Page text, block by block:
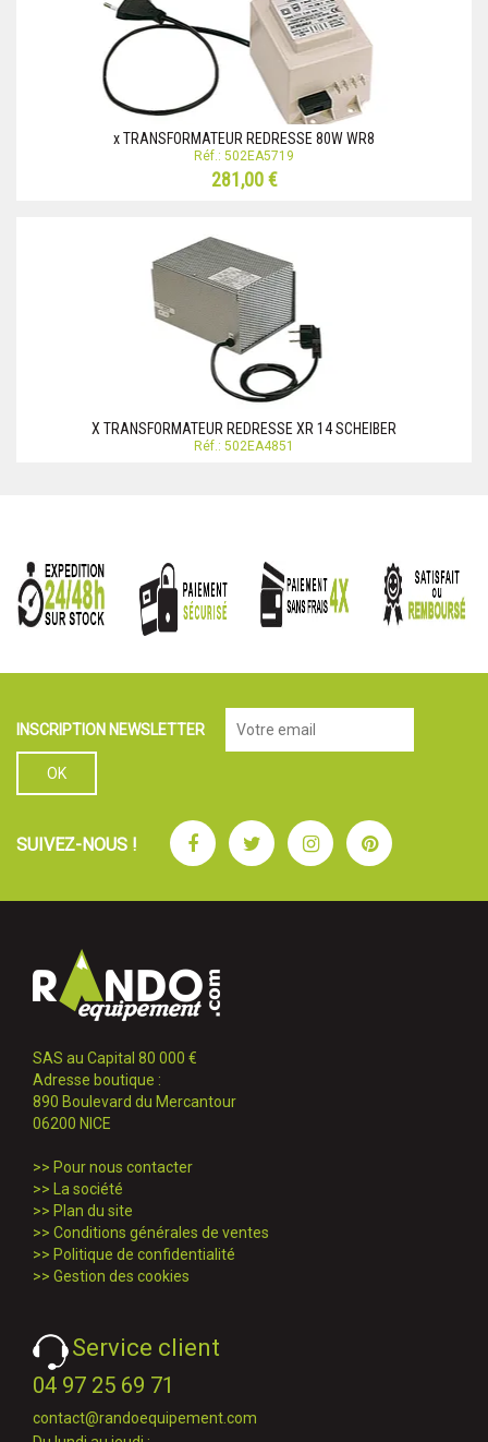
x TRANSFORMATEUR REDRESSE 80W WR8
Réf.: 502EA5719
281,00 €
X TRANSFORMATEUR REDRESSE XR 14 SCHEIBER
Réf.: 502EA4851
INSCRIPTION NEWSLETTER
SUIVEZ-NOUS ! FacebookTwitterInstagramPinterest
SAS au Capital 80 000 €
Adresse boutique :
890 Boulevard du Mercantour
06200 NICE
>> Pour nous contacter
>>
La société
>> Plan du site
>> Conditions générales de ventes
>> Politique de confidentialité
>> Gestion des cookies
Service client
04 97 25 69 71
contact@randoequipement.com